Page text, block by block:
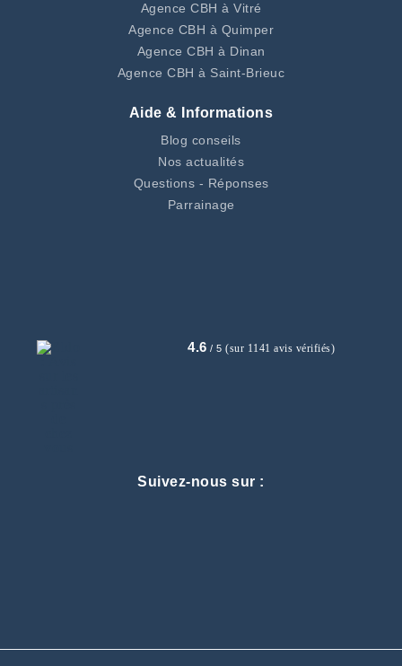
Agence CBH à Vitré
Agence CBH à Quimper
Agence CBH à Dinan
Agence CBH à Saint-Brieuc
Aide & Informations
Blog conseils
Nos actualités
Questions - Réponses
Parrainage
4.6 / 5(sur 1141 avis vérifiés)
Suivez-nous sur :